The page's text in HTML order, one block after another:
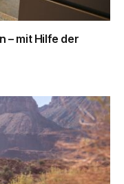
– mit Hilfe der